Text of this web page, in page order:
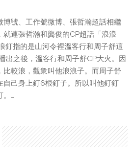
博號、工作號微博、張哲瀚超話相繼
連張哲瀚和龔俊的CP超話「浪浪
釘指的是山河令裡溫客行和周子舒這
出之後，溫客行和周子舒CP大火。因
較浪，觀衆叫他浪浪子。而周子舒
自己身上釘6根釘子。所以叫他釘釘
。…